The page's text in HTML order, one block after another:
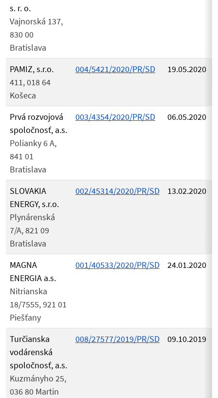
s. r. o.
Vajnorská 137,
830 00
Bratislava
PAMIZ, s.r.o.
411, 018 64
Košeca
004/5421/2020/PR/SD 19.05.2020
Prvá rozvojová
spoločnosť, a.s.
Polianky 6 A,
841 01
Bratislava
003/4354/2020/PR/SD 06.05.2020
SLOVAKIA
ENERGY, s.r.o.
Plynárenská
7/A, 821 09
Bratislava
002/45314/2020/PR/SD 13.02.2020
MAGNA
ENERGIA a.s.
Nitrianska
18/7555, 921 01
Piešťany
001/40533/2020/PR/SD 24.01.2020
Turčianska
vodárenská
spoločnosť, a.s.
Kuzmányho 25,
036 80 Martin
008/27577/2019/PR/SD 09.10.2019